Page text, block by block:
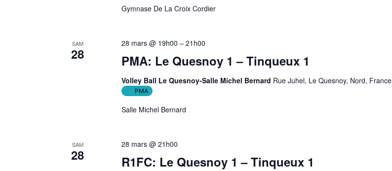
Gymnase De La Croix Cordier
SAM
28 PMA: Le Quesnoy 1 – Tinqueux 1
28 mars @ 19h00 – 21h00
Volley Ball Le Quesnoy-Salle Michel Bernard Rue Juhel, Le Quesnoy, Nord, France
PMA
Salle Michel Bernard
SAM
28 R1FC: Le Quesnoy 1 – Tinqueux 1
28 mars @ 21h00